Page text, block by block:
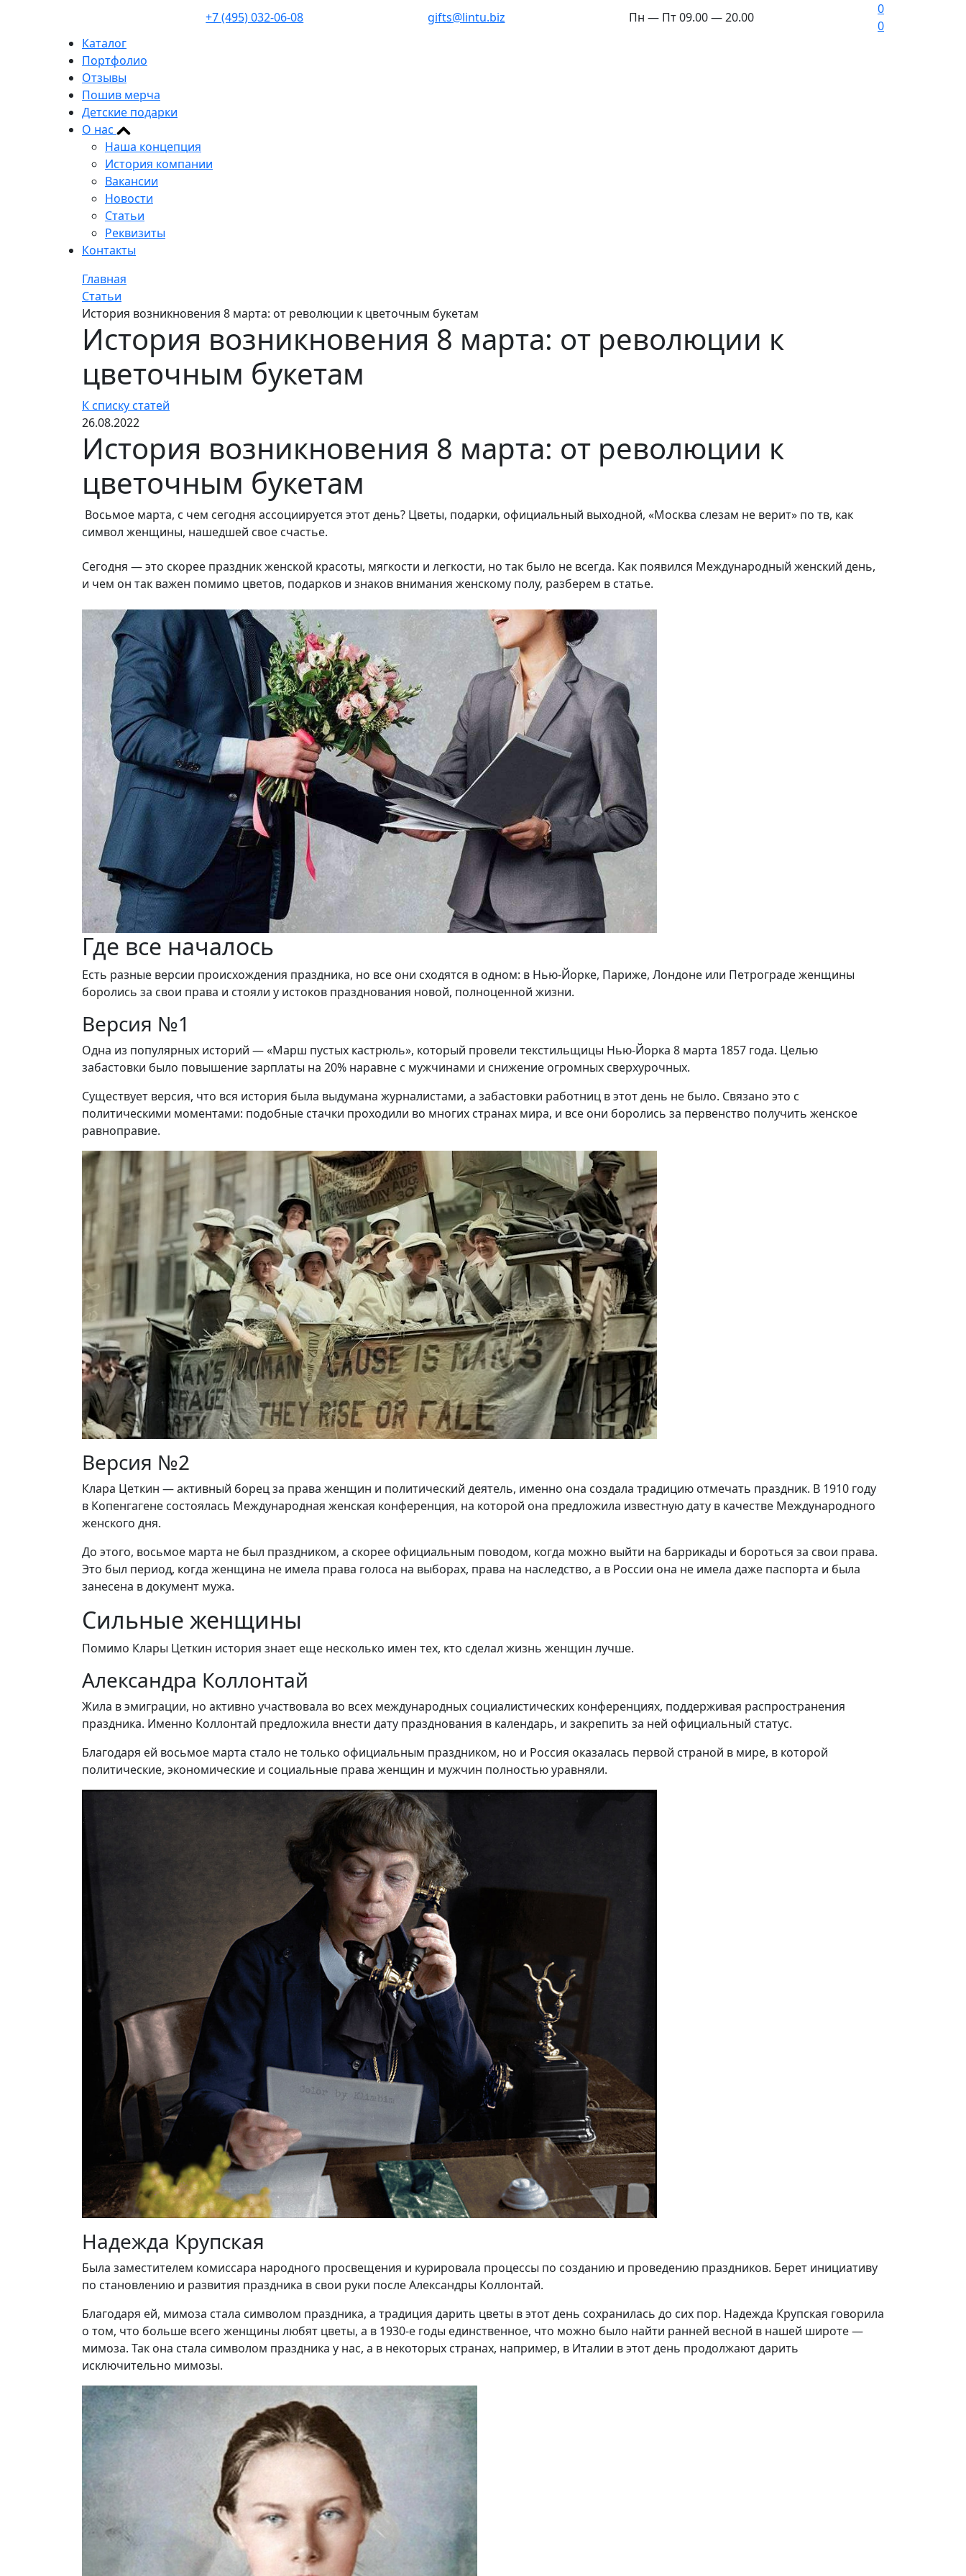
+7 (495) 032-06-08 gifts@lintu.biz Пн — Пт 09.00 — 20.00
0
0
Каталог
Портфолио
Отзывы
Пошив мерча
Детские подарки
О нас
Наша концепция
История компании
Вакансии
Новости
Статьи
Реквизиты
Контакты
Главная
Статьи
История возникновения 8 марта: от революции к цветочным букетам
История возникновения 8 марта: от революции к
цветочным букетам
К списку статей
26.08.2022
История возникновения 8 марта: от революции к
цветочным букетам
Восьмое марта, с чем сегодня ассоциируется этот день? Цветы, подарки, официальный выходной, «Москва слезам не верит» по тв, как
символ женщины, нашедшей свое счастье.
Сегодня — это скорее праздник женской красоты, мягкости и легкости, но так было не всегда. Как появился Международный женский день,
и чем он так важен помимо цветов, подарков и знаков внимания женскому полу, разберем в статье.
Где все началось
Есть разные версии происхождения праздника, но все они сходятся в одном: в Нью-Йорке, Париже, Лондоне или Петрограде женщины
боролись за свои права и стояли у истоков празднования новой, полноценной жизни.
Версия №1
Одна из популярных историй — «Марш пустых кастрюль», который провели текстильщицы Нью-Йорка 8 марта 1857 года. Целью
забастовки было повышение зарплаты на 20% наравне с мужчинами и снижение огромных сверхурочных.
Существует версия, что вся история была выдумана журналистами, а забастовки работниц в этот день не было. Связано это с
политическими моментами: подобные стачки проходили во многих странах мира, и все они боролись за первенство получить женское
равноправие.
Версия №2
Клара Цеткин — активный борец за права женщин и политический деятель, именно она создала традицию отмечать праздник. В 1910 году
в Копенгагене состоялась Международная женская конференция, на которой она предложила известную дату в качестве Международного
женского дня.
До этого, восьмое марта не был праздником, а скорее официальным поводом, когда можно выйти на баррикады и бороться за свои права.
Это был период, когда женщина не имела права голоса на выборах, права на наследство, а в России она не имела даже паспорта и была
занесена в документ мужа.
Сильные женщины
Помимо Клары Цеткин история знает еще несколько имен тех, кто сделал жизнь женщин лучше.
Александра Коллонтай
Жила в эмиграции, но активно участвовала во всех международных социалистических конференциях, поддерживая распространения
праздника. Именно Коллонтай предложила внести дату празднования в календарь, и закрепить за ней официальный статус.
Благодаря ей восьмое марта стало не только официальным праздником, но и Россия оказалась первой страной в мире, в которой
политические, экономические и социальные права женщин и мужчин полностью уравняли.
Надежда Крупская
Была заместителем комиссара народного просвещения и курировала процессы по созданию и проведению праздников. Берет инициативу
по становлению и развития праздника в свои руки после Александры Коллонтай.
Благодаря ей, мимоза стала символом праздника, а традиция дарить цветы в этот день сохранилась до сих пор. Надежда Крупская говорила
о том, что больше всего женщины любят цветы, а в 1930-е годы единственное, что можно было найти ранней весной в нашей широте —
мимоза. Так она стала символом праздника у нас, а в некоторых странах, например, в Италии в этот день продолжают дарить
исключительно мимозы.